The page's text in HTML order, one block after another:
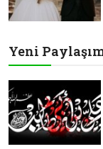
Yeni